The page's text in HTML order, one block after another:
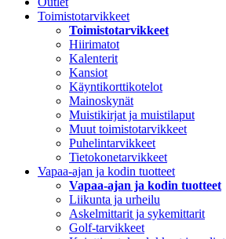
Toimistotarvikkeet
Toimistotarvikkeet
Hiirimatot
Kalenterit
Kansiot
Käyntikorttikotelot
Mainoskynät
Muistikirjat ja muistilaput
Muut toimistotarvikkeet
Puhelintarvikkeet
Tietokonetarvikkeet
Vapaa-ajan ja kodin tuotteet
Vapaa-ajan ja kodin tuotteet
Liikunta ja urheilu
Askelmittarit ja sykemittarit
Golf-tarvikkeet